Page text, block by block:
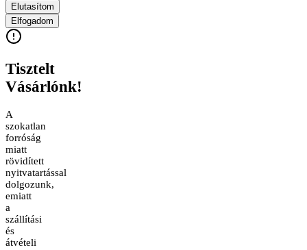
Elutasítom
Elfogadom
Tisztelt
Vásárlónk!
A
szokatlan
forróság
miatt
rövidített
nyitvatartással
dolgozunk,
emiatt
a
szállítási
és
átvételi